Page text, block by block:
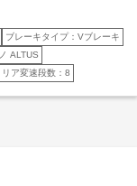
ブレーキタイプ：Vブレーキ
ALTUS
リア変速段数：8